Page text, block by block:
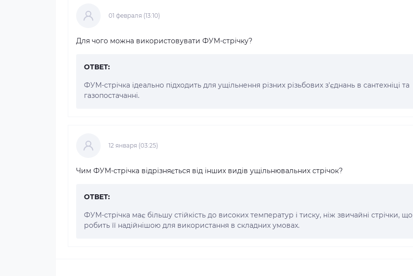
01 февраля (13:10)
Для чого можна використовувати ФУМ-стрічку?
ОТВЕТ:
ФУМ-стрічка ідеально підходить для ущільнення різних різьбових з'єднань в сантехніці та
газопостачанні.
12 января (03:25)
Чим ФУМ-стрічка відрізняється від інших видів ущільнювальних стрічок?
ОТВЕТ:
ФУМ-стрічка має більшу стійкість до високих температур і тиску, ніж звичайні стрічки, що
робить її надійнішою для використання в складних умовах.